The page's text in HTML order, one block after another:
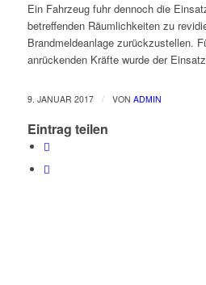
Ein Fahrzeug fuhr dennoch die
betreffenden Räumlichkeiten zu
Brandmeldeanlage zurückzustellen.
anrückenden Kräfte wurde der
9. JANUAR 2017 / VON ADMIN
Eintrag teilen